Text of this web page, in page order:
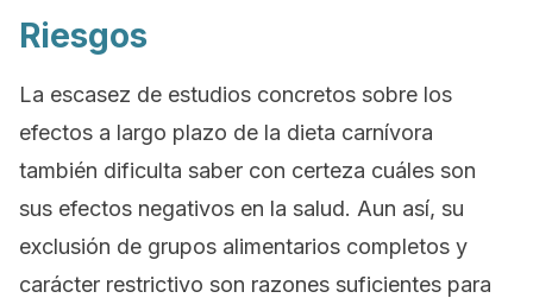
Riesgos
La escasez de estudios concretos sobre los
efectos a largo plazo de la dieta carnívora
también dificulta saber con certeza cuáles son
sus efectos negativos en la salud. Aun así, su
exclusión de grupos alimentarios completos y
carácter restrictivo son razones suficientes para